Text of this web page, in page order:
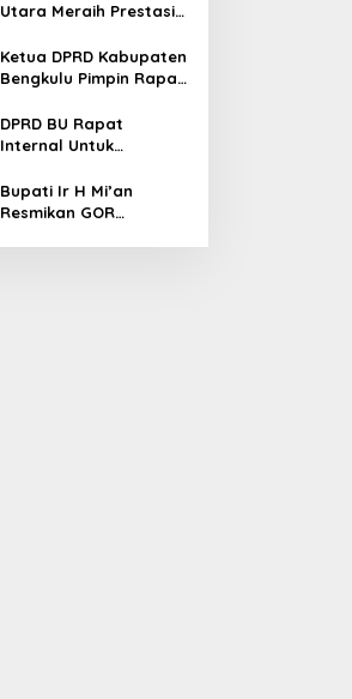
Utara Meraih Prestasi
International Indonesia
Pencak Silat Open
Ketua DPRD Kabupaten
Bengkulu Pimpin Rapat
Agenda Penyampaian
LKPJ Bupati Tahu
DPRD BU Rapat
Internal Untuk
Bupati Ir H Mi’an
Resmikan GOR